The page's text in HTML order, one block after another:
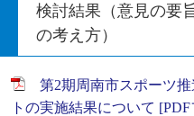
検討結果（意見の要
の考え方）
第2期周南市スポーツ
トの実施結果について